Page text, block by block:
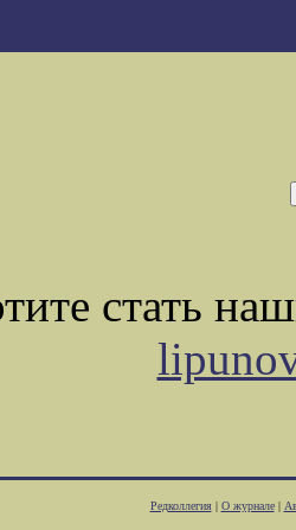
стать
Редколлегия| О журнале|